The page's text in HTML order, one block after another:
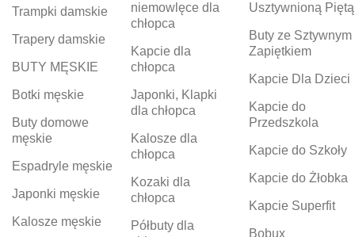
Trampki damskie
Trapery damskie
BUTY MĘSKIE
Botki męskie
Buty domowe
męskie
Espadryle męskie
Japonki męskie
Kalosze męskie
niemowlęce dla
chłopca
Kapcie dla
chłopca
Japonki, Klapki
dla chłopca
Kalosze dla
chłopca
Kozaki dla
chłopca
Półbuty dla
Usztywnioną Piętą
Buty ze Sztywnym
Zapiętkiem
Kapcie Dla Dzieci
Kapcie do
Przedszkola
Kapcie do Szkoły
Kapcie do Żłobka
Kapcie Superfit
Bobux